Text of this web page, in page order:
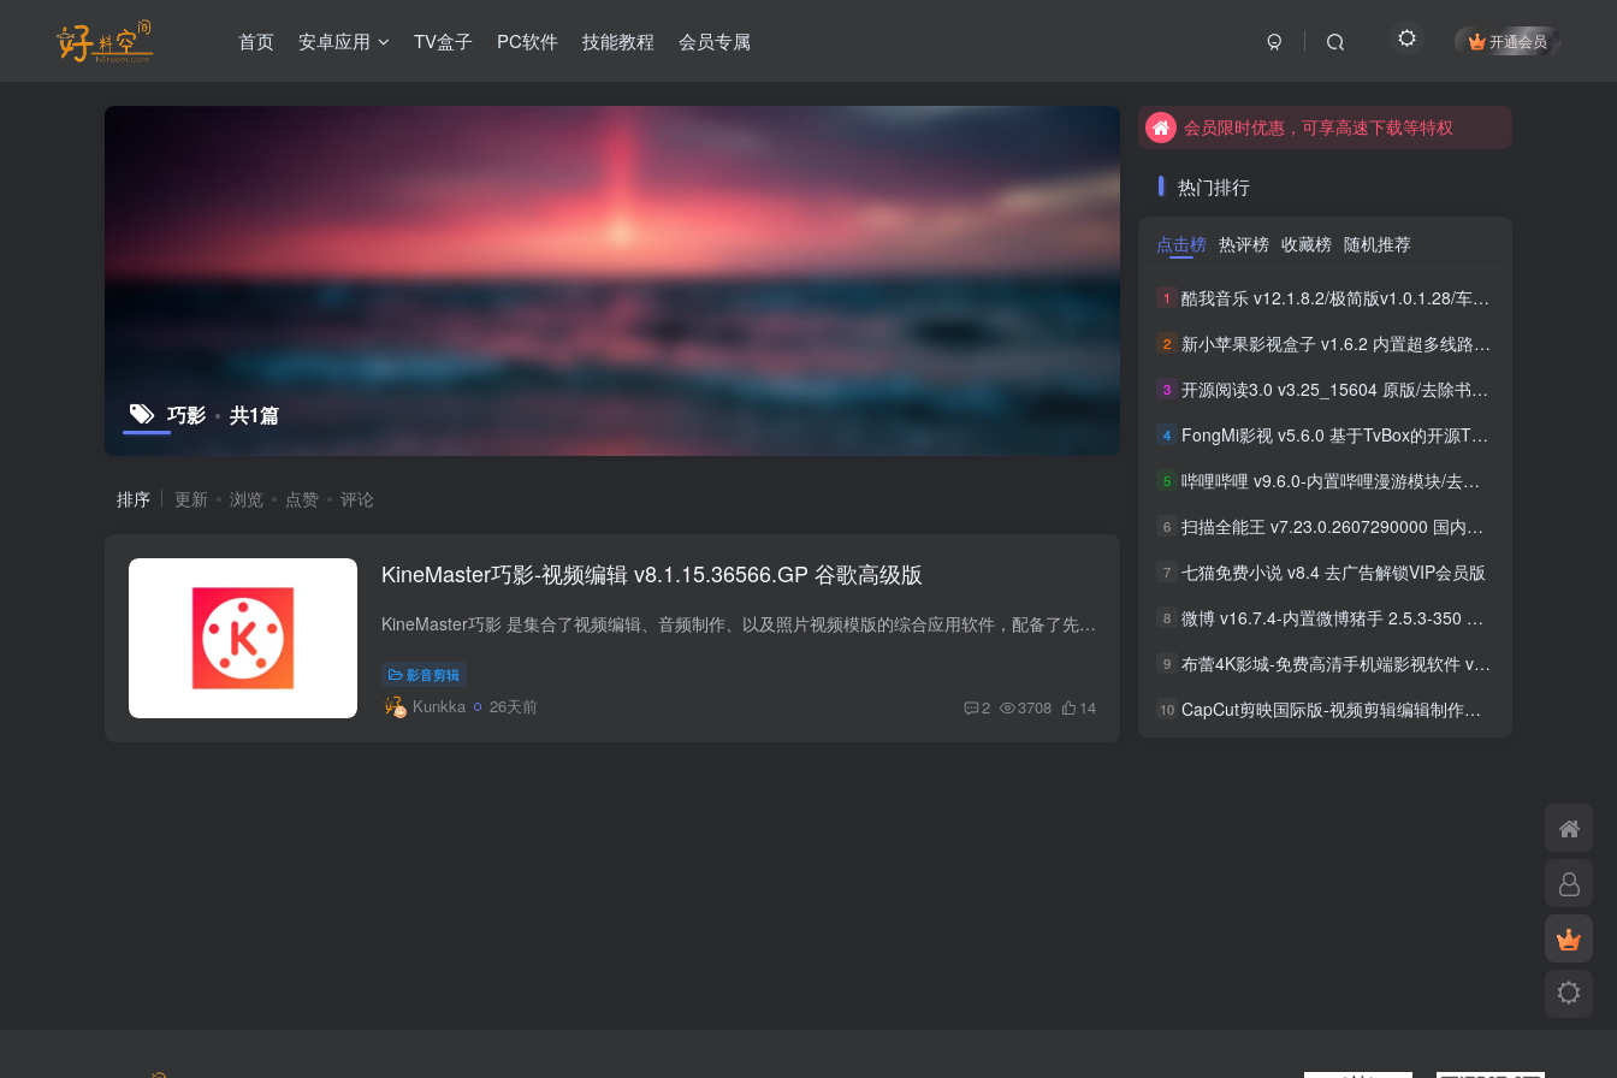
首页 安卓应用 TV盒子 PC软件 技能教程 会员专属 开通会员
巧影 共1篇
排序 更新 浏览 点赞 评论
KineMaster巧影-视频编辑 v8.1.15.36566.GP 谷歌高级版
KineMaster巧影 是集合了视频编辑、音频制作、以及照片视频模版的综合应用软件，配备了先进的视频编辑功能，如关键帧动画、色度键（绿屏）、速度控制 (加速、慢动作视频)、视频倒放、智能抠像等
影音剪辑
Kunkka 26天前 2 3708 14
会员限时优惠，可享高速下载等特权
会员限时优惠，可享高速下载等特权
热门排行
点击榜 热评榜 收藏榜 随机推荐
1 酷我音乐 v12.1.8.2/极简版v1.0.1.28/车机版v7.6.2.21 去广告解锁会员版最新可用版
2 新小苹果影视盒子 v1.6.2 内置超多线路 免捐赠版
3 开源阅读3.0 v3.25_15604 原版/去除书源限制/内置书源版 及 2025.09月书源
4 FongMi影视 v5.6.0 基于TvBox的开源TV盒子&安卓影视播放器
5 哔哩哔哩 v9.6.0-内置哔哩漫游模块/去广告精简优化版
6 扫描全能王 v7.23.0.2607290000 国内版/国际版 解锁本地会员
7 七猫免费小说 v8.4 去广告解锁VIP会员版
8 微博 v16.7.4-内置微博猪手 2.5.3-350 去广告净化模块-支持安卓15
9 布蕾4K影城-免费高清手机端影视软件 v3.5.1 去广告纯净版
10 CapCut剪映国际版-视频剪辑编辑制作工具 v18.8.0 解锁专业版